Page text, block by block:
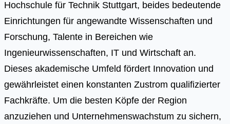
Hochschule für Technik Stuttgart, beides bedeutende
Einrichtungen für angewandte Wissenschaften und
Forschung, Talente in Bereichen wie
Ingenieurwissenschaften, IT und Wirtschaft an.
Dieses akademische Umfeld fördert Innovation und
gewährleistet einen konstanten Zustrom qualifizierter
Fachkräfte. Um die besten Köpfe der Region
anzuziehen und Unternehmenswachstum zu sichern,